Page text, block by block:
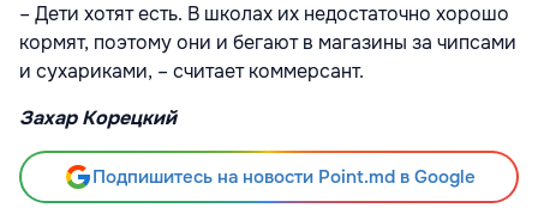
– Дети хотят есть. В школах их недостаточно хорошо
кормят, поэтому они и бегают в магазины за чипсами
и сухариками, – считает коммерсант.
Захар Корецкий
Подпишитесь на новости Point.md в Google